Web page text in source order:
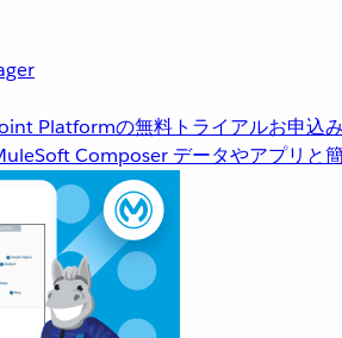
Platformの無料トライアルお申込み
Composer データやアプリと